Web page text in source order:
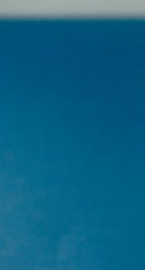
目
淡路人形の広がり